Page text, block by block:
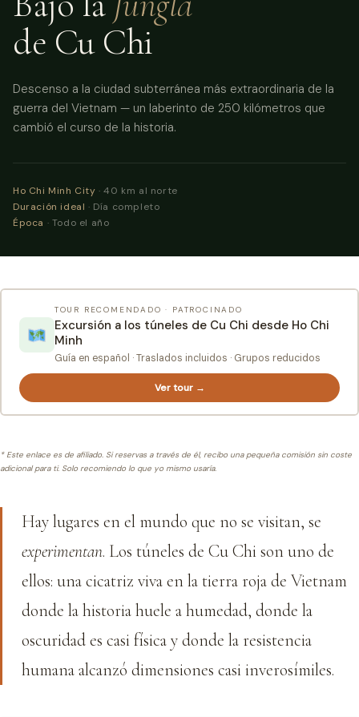
de Cu Chi
Descenso a la ciudad subterránea más extraordinaria de la
guerra del Vietnam — un laberinto de 250 kilómetros que
cambió el curso de la historia.
Ho Chi Minh City · 40 km al norte
Duración ideal · Día completo
Época · Todo el año
TOUR RECOMENDADO · PATROCINADO
Excursión a los túneles de Cu Chi desde Ho Chi
Minh
Guía en español · Traslados incluidos · Grupos reducidos
Ver tour →
* Este enlace es de afiliado. Si reservas a través de él, recibo una pequeña comisión sin coste
adicional para ti. Solo recomiendo lo que yo mismo usaría.
Hay lugares en el mundo que no se visitan, se
experimentan. Los túneles de Cu Chi son uno de
ellos: una cicatriz viva en la tierra roja de Vietnam
donde la historia huele a humedad, donde la
oscuridad es casi física y donde la resistencia
humana alcanzó dimensiones casi inverosímiles.